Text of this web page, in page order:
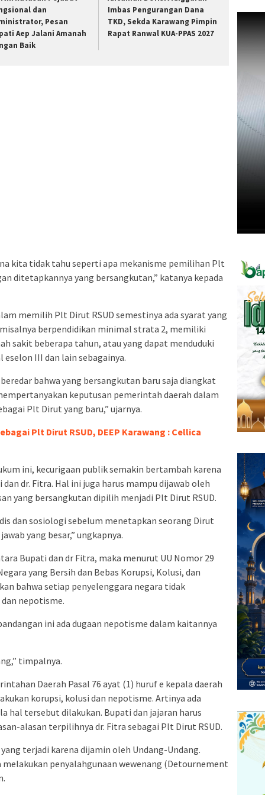
dan
Pesan
Aep Jalani Amanah
Baik
Imbas Pengurangan Dana
TKD, Sekda Karawang Pimpin
Rapat Ranwal KUA-PPAS 2027
kita tidak tahu seperti apa mekanisme pemilihan Plt
ditetapkannya yang bersangkutan,” katanya kepada
memilih Plt Dirut RSUD semestinya ada syarat yang
berpendidikan minimal strata 2, memiliki
sakit beberapa tahun, atau yang dapat menduduki
III dan lain sebagainya.
bahwa yang bersangkutan baru saja diangkat
keputusan pemerintah daerah dalam
Plt Dirut yang baru,” ujarnya.
Plt Dirut RSUD, DEEP Karawang : Cellica
ini, kecurigaan publik semakin bertambah karena
dr. Fitra. Hal ini juga harus mampu dijawab oleh
yang bersangkutan dipilih menjadi Plt Dirut RSUD.
dan sosiologi sebelum menetapkan seorang Dirut
yang besar,” ungkapnya.
Bupati dan dr Fitra, maka menurut UU Nomor 29
yang Bersih dan Bebas Korupsi, Kolusi, dan
bahwa setiap penyelenggara negara tidak
nepotisme.
ini ada dugaan nepotisme dalam kaitannya
timpalnya.
Daerah Pasal 76 ayat (1) huruf e kepala daerah
korupsi, kolusi dan nepotisme. Artinya ada
hal tersebut dilakukan. Bupati dan jajaran harus
alasan terpilihnya dr. Fitra sebagai Plt Dirut RSUD.
terjadi karena dijamin oleh Undang-Undang.
penyalahgunaan wewenang (Detournement